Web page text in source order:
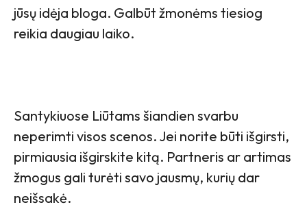
jūsų idėja bloga. Galbūt žmonėms tiesiog
reikia daugiau laiko.
Santykiuose Liūtams šiandien svarbu
neperimti visos scenos. Jei norite būti išgirsti,
pirmiausia išgirskite kitą. Partneris ar artimas
žmogus gali turėti savo jausmų, kurių dar
neišsakė.